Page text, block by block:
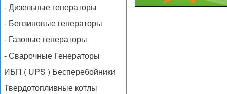
- Дизельные генераторы
- Бензиновые генераторы
- Газовые генераторы
- Сварочные Генераторы
ИБП ( UPS ) Бесперебойники
Твердотопливные котлы